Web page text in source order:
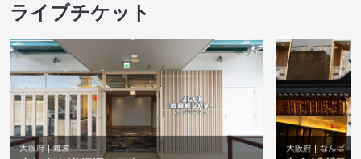
ライブチケット